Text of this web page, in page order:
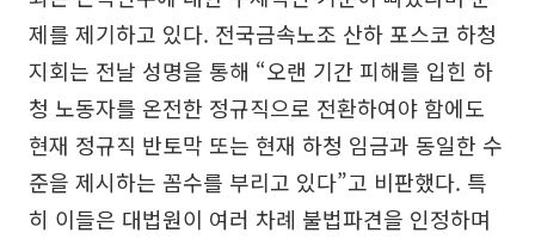
제를 제기하고 있다. 전국금속노조 산하 포스코 하청
지회는 전날 성명을 통해 “오랜 기간 피해를 입힌 하
청 노동자를 온전한 정규직으로 전환하여야 함에도
현재 정규직 반토막 또는 현재 하청 임금과 동일한 수
준을 제시하는 꼼수를 부리고 있다”고 비판했다. 특
히 이들은 대법원이 여러 차례 불법파견을 인정하며